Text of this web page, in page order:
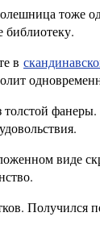
тоже
в
толстой
виде